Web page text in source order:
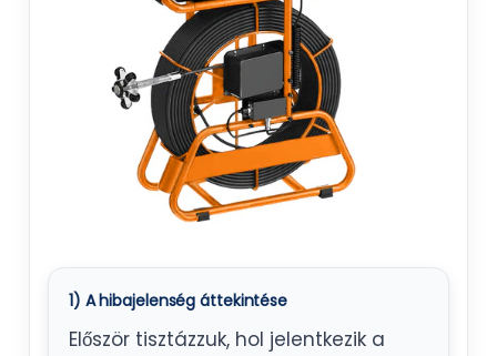
1) A hibajelenség áttekintése
Először tisztázzuk, hol jelentkezik a